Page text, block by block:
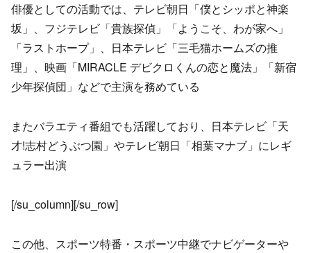
俳優としての活動では、テレビ朝日「僕とシッポと神楽
坂」、フジテレビ「貴族探偵」「ようこそ、わが家へ」
「ラストホープ」、日本テレビ「三毛猫ホームズの推
理」、映画「MIRACLE デビクロくんの恋と魔法」「新宿
少年探偵団」などで主演を務めている
またバラエティ番組でも活躍しており、日本テレビ「天
才!志村どうぶつ園」やテレビ朝日「相葉マナブ」にレギ
ュラー出演
[/su_column][/su_row]
この他、スポーツ特番・スポーツ中継でナビゲーターや